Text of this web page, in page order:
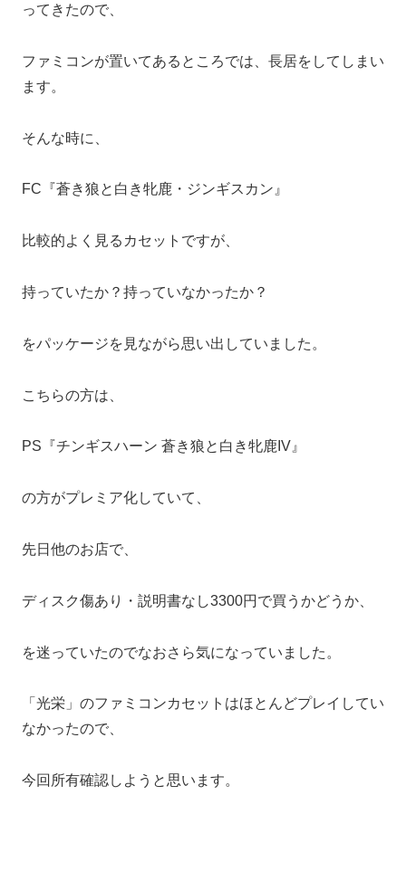
ってきたので、
ファミコンが置いてあるところでは、長居をしてしまい
ます。
そんな時に、
FC『蒼き狼と白き牝鹿・ジンギスカン』
比較的よく見るカセットですが、
持っていたか？持っていなかったか？
をパッケージを見ながら思い出していました。
こちらの方は、
PS『チンギスハーン 蒼き狼と白き牝鹿IV』
の方がプレミア化していて、
先日他のお店で、
ディスク傷あり・説明書なし3300円で買うかどうか、
を迷っていたのでなおさら気になっていました。
「光栄」のファミコンカセットはほとんどプレイしてい
なかったので、
今回所有確認しようと思います。